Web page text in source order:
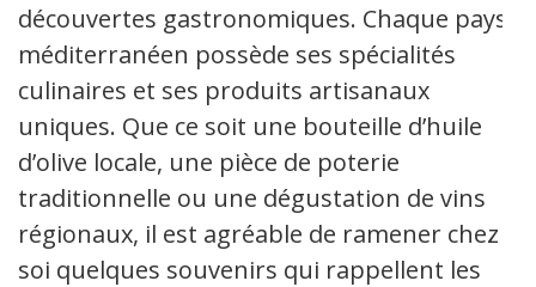
découvertes gastronomiques. Chaque pays
méditerranéen possède ses spécialités
culinaires et ses produits artisanaux
uniques. Que ce soit une bouteille d’huile
d’olive locale, une pièce de poterie
traditionnelle ou une dégustation de vins
régionaux, il est agréable de ramener chez
soi quelques souvenirs qui rappellent les